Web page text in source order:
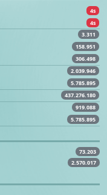
4s
4s
3.311
158.951
306.498
2.039.946
5.785.895
437.276.180
919.088
5.785.895
73.203
2.570.017